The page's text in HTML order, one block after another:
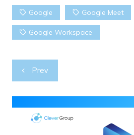
Google Google Meet
Google Workspace
Post
navigation
Prev